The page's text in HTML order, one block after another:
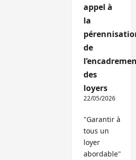
appel à
la
de
des
loyers
22/05/2026
"Garantir à
tous un
loyer
abordable"